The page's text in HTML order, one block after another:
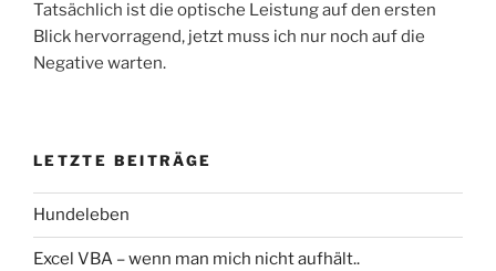
Tatsächlich ist die optische Leistung auf den ersten
Blick hervorragend, jetzt muss ich nur noch auf die
Negative warten.
LETZTE BEITRÄGE
Hundeleben
Excel VBA – wenn man mich nicht aufhält..